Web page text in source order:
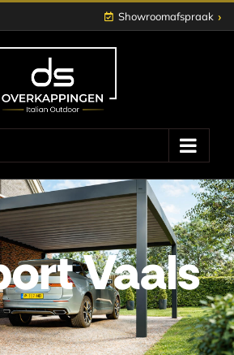
Showroomafspraak ›
Vaals